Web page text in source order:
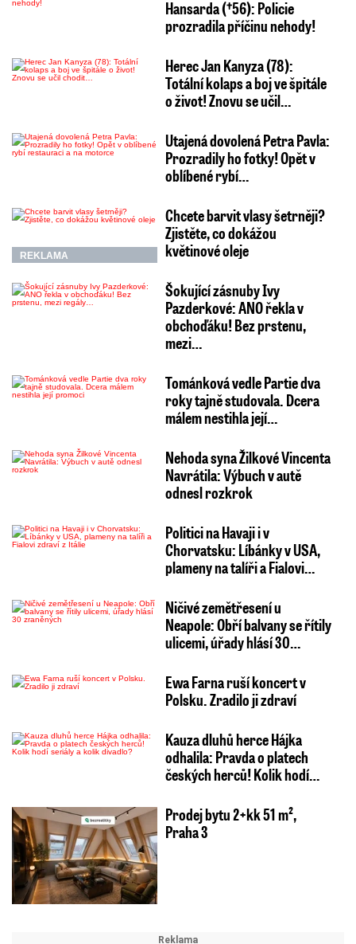
Hansarda (†56): Policie
prozradila příčinu nehody!
Herec Jan Kanyza (78):
Totální kolaps a boj ve špitále
o život! Znovu se učil…
Utajená dovolená Petra Pavla:
Prozradily ho fotky! Opět v
oblíbené rybí…
REKLAMA
Chcete barvit vlasy šetrněji?
Zjistěte, co dokážou
květinové oleje
Šokující zásnuby Ivy
Pazderkové: ANO řekla v
obchoďáku! Bez prstenu,
mezi…
Tománková vedle Partie dva
roky tajně studovala. Dcera
málem nestihla její…
Nehoda syna Žilkové Vincenta
Navrátila: Výbuch v autě
odnesl rozkrok
Politici na Havaji i v
Chorvatsku: Líbánky v USA,
plameny na talíři a Fialovi…
Ničivé zemětřesení u
Neapole: Obří balvany se řítily
ulicemi, úřady hlásí 30…
Ewa Farna ruší koncert v
Polsku. Zradilo ji zdraví
Kauza dluhů herce Hájka
odhalila: Pravda o platech
českých herců! Kolik hodí…
Prodej bytu 2+kk 51 m²,
Praha 3